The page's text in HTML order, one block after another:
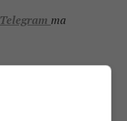
Telegram та